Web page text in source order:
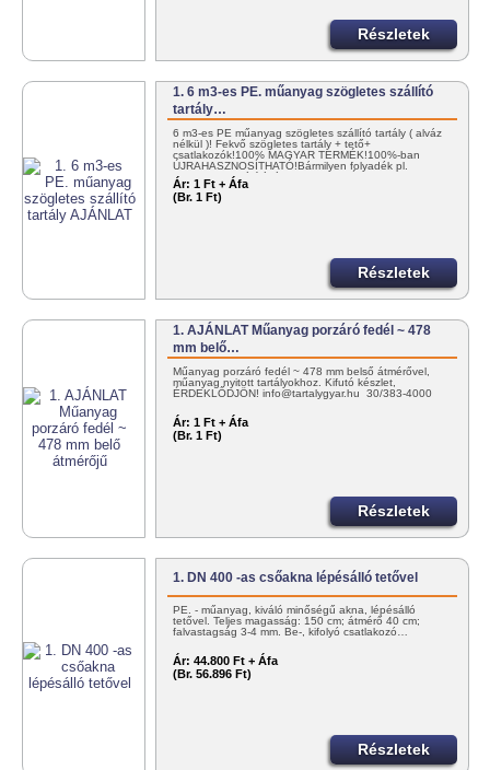
Részletek
1. 6 m3-es PE. műanyag szögletes szállító
tartály…
6 m3-es PE műanyag szögletes szállító tartály ( alváz
nélkül )! Fekvő szögletes tartály + tető+
csatlakozók!100% MAGYAR TERMÉK!100%-ban
ÚJRAHASZNOSÍTHATÓ!Bármilyen folyadék pl.
NITROSOL szállítására! KEDVEZMÉNYES…
Ár: 1 Ft + Áfa
(Br. 1 Ft)
Részletek
1. AJÁNLAT Műanyag porzáró fedél ~ 478
mm belő…
Műanyag porzáró fedél ~ 478 mm belső átmérővel,
műanyag nyitott tartályokhoz. Kifutó készlet,
ÉRDEKLŐDJÖN! info@tartalygyar.hu 30/383-4000
Ár: 1 Ft + Áfa
(Br. 1 Ft)
Részletek
1. DN 400 -as csőakna lépésálló tetővel
PE. - műanyag, kiváló minőségű akna, lépésálló
tetővel. Teljes magasság: 150 cm; átmérő 40 cm;
falvastagság 3-4 mm. Be-, kifolyó csatlakozó…
Ár: 44.800 Ft + Áfa
(Br. 56.896 Ft)
Részletek